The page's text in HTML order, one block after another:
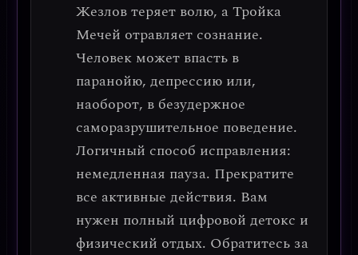
Жезлов теряет волю, а Тройка
Мечей отравляет сознание.
Человек может впасть в
паранойю, депрессию или,
наоборот, в безудержное
саморазрушительное поведение.
Логичный способ исправления:
немедленная пауза. Прекратите
все активные действия. Вам
нужен полный цифровой детокс и
физический отдых. Обратитесь за